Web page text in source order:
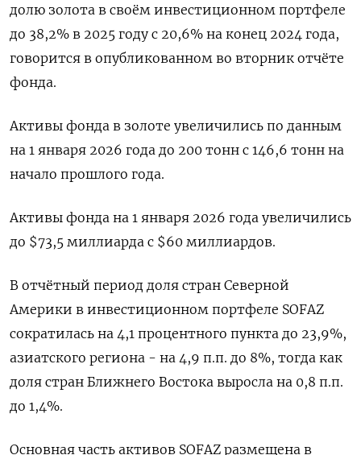
долю золота в своём инвестиционном портфеле
до 38,2% в 2025 году ⁠с 20,6% на конец 2024 года,
говорится в опубликованном во вторник отчёте
фонда.
Активы фонда в золоте увеличились по данным
⁠на 1 января 2026 года ​до 200 тонн с ⁠146,6 тонн на
начало прошлого года.
Активы фонда на 1 января ⁠2026 года увеличились
до $73,5 миллиарда с $60 миллиардов.
В отчётный период доля ‌стран Северной
Америки в инвестиционном портфеле SOFAZ
сократилась ‍на 4,1 процентного пункта до 23,9%,
азиатского региона - ‌на 4,9 п.п. до 8%, тогда как ​
доля стран Ближнего Востока выросла на 0,8 п.п.
до 1,4%.
Основная часть активов SOFAZ ⁠размещена в